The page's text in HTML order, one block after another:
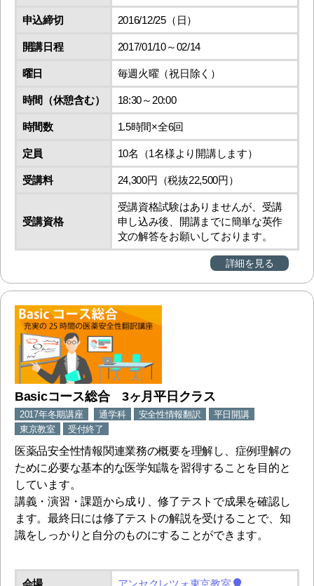
申込締切 2016/12/25（日）
開講日程 2017/01/10～02/14
曜日 毎週火曜（祝日除く）
時間（休憩含む） 18:30～20:00
時間数 1.5時間×全6回
定員 10名（1名様より開講します）
受講料 24,300円（税抜22,500円）
受講資格
受講資格試験はありませんが、受講
申し込み後、開講までに簡単な英作
文の解答をお願いしております。
詳細を見る
Basicコース総合 3ヶ月平日クラス
2017年冬期講座 通学科 安全性情報翻訳
平日開講
東京教室
受付終了
医薬品安全性情報関連業務の概要を理解し、症例理解の
ために必要な基本的な医学知識を習得することを目的と
しています。
講義・演習・課題から成り、修了テストで成果を確認し
ます。最終日には修了テストの解説を受けることで、知
識をしっかりと自分のものにすることができます。